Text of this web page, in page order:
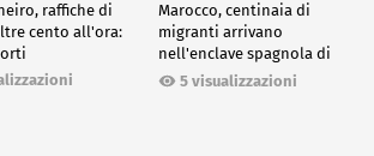
raffiche di
cento all'ora:
Marocco, centinaia di
migranti arrivano
nell'enclave spagnola di
Ceuta5 visualizzazioni